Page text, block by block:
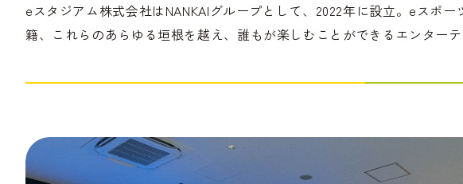
eスタジアム株式会社はNANKAIグループとして、2022年に設立。eスポ
籍、これらのあらゆる垣根を越え、誰もが楽しむことができるエンター